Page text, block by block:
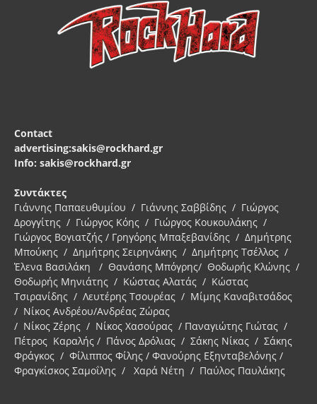
Contact
advertising:sakis@rockhard.gr
Info: sakis@rockhard.gr
Συντάκτες
Γιάννης Παπαευθυμίου / Γιάννης Σαββίδης / Γιώργος
Δρογγίτης / Γιώργος Κόης / Γιώργος Κουκουλάκης /
Γιώργος Βογιατζής / Γρηγόρης Μπαξεβανίδης / Δημήτρης
Μπούκης / Δημήτρης Σειρηνάκης / Δημήτρης Τσέλλος /
Έλενα Βασιλάκη / Θανάσης Μπόγρης/ Θοδωρής Κλώνης /
Θοδωρής Μηνιάτης / Κώστας Αλατάς / Κώστας
Τσιρανίδης / Λευτέρης Τσουρέας / Μίμης Καναβιτσάδος
/ Νίκος Ανδρέου/Ανδρέας Ζώρας
/ Νίκος Ζέρης / Νίκος Χασούρας / Παναγιώτης Γιώτας /
Πέτρος Καραλής / Πάνος Δρόλιας / Σάκης Νίκας / Σάκης
Φράγκος / Φίλιππος Φίλης / Φανούρης Εξηνταβελόνης /
Φραγκίσκος Σαμοΐλης / Χαρά Νέτη / Παύλος Παυλάκης